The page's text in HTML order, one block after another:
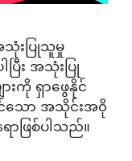
သုံးပြုသူမှု
း အသုံးပြု
းကို ရှာဖွေနိုင်
င်သော အသိုင်းအ၀ို
ဖြစ်ပါသည်။